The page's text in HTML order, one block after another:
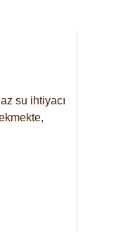
su ihtiyacı